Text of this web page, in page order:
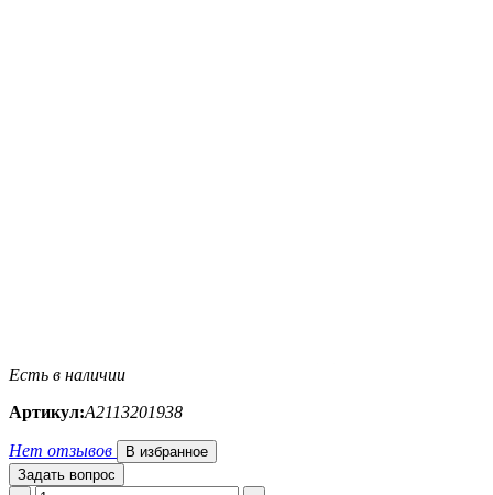
Есть в наличии
Артикул:A2113201938
Нет отзывов
В избранное
Задать вопрос